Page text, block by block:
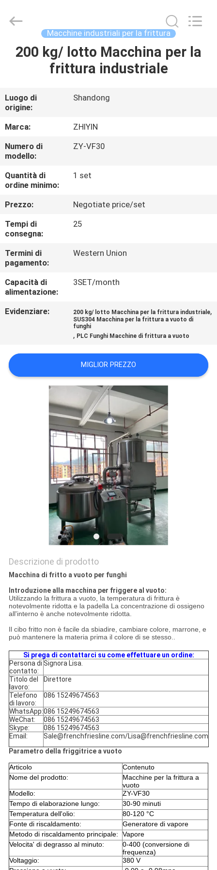
CASA
CIRCA
NOI
GIRO
DELLA
CONTROLLO
DI
QUALITÀ
CONTATTICI
CASI
Copyright
frenchfriesline.com.
Macchine industriali per la frittura
200 kg/ lotto Macchina per la
frittura industriale
Luogo di
origine:
Shandong
Marca:
ZHIYIN
Numero di
modello:
ZY-VF30
Quantità di
ordine minimo:
1 set
Prezzo:
Negotiate price/set
Tempi di
consegna:
25
Termini di
pagamento:
Western Union
Capacità di
alimentazione:
3SET/month
Evidenziare: 200 kg/ lotto Macchina per la frittura industriale,
SUS304 Macchina per la frittura a vuoto di
funghi
, PLC Funghi Macchine di frittura a vuoto
MIGLIOR PREZZO
Descrizione di prodotto
Macchina di fritto a vuoto per funghi
Introduzione alla macchina per friggere al vuoto:
Utilizzando la frittura a vuoto, la temperatura di frittura è
notevolmente ridotta e la padella La concentrazione di ossigeno
all'interno è anche notevolmente ridotta.
Il cibo fritto non è facile da sbiadire, cambiare colore, marrone, e
può mantenere la materia prima il colore di se stesso..
Si prega di contattarci su come effettuare un ordine:
Persona di
contatto:
Signora Lisa.
Titolo del
lavoro:
Direttore
Telefono
di lavoro:
086 15249674563
WhatsApp:086 15249674563
WeChat:
086 15249674563
Skype:
086 15249674563
Email:
Sale@frenchfriesline.com/Lisa@frenchfriesline.com
Parametro della friggitrice a vuoto
Articolo
Contenuto
Nome del prodotto:
Macchine per la frittura a
vuoto
Modello:
ZY-VF30
Tempo di elaborazione lungo:
30-90 minuti
Temperatura dell'olio:
80-120 °C
Fonte di riscaldamento:
Generatore di vapore
Metodo di riscaldamento principale:
Vapore
Velocita' di degrasso al minuto:
0-400 (conversione di
frequenza)
Voltaggio:
380 V